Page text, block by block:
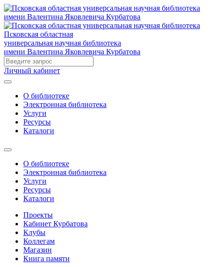
Псковская областная
универсальная научная библиотека
имени Валентина Яковлевича Курбатова
Личный кабинет
О библиотеке
Электронная библиотека
Услуги
Ресурсы
Каталоги
О библиотеке
Электронная библиотека
Услуги
Ресурсы
Каталоги
Проекты
Кабинет Курбатова
Клубы
Коллегам
Магазин
Книга памяти